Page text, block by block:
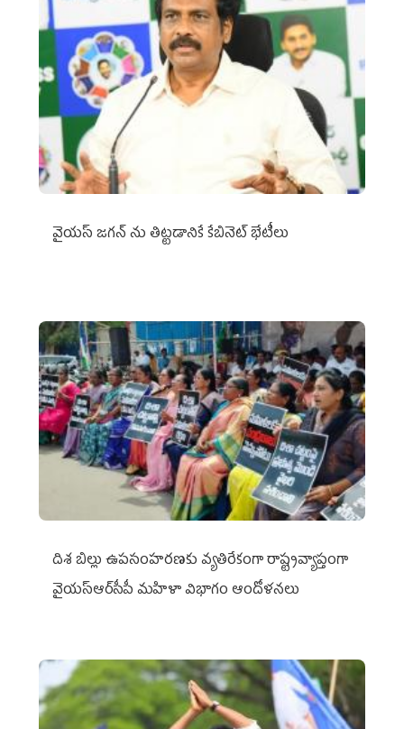
వైయ‌స్ జగన్‌ ను తిట్టడానికే కేబినెట్‌ భేటీలు
దిశ బిల్లు ఉపసంహరణకు వ్యతిరేకంగా రాష్ట్రవ్యాప్తంగా
వైయ‌స్ఆర్‌సీపీ మహిళా విభాగం ఆందోళనలు